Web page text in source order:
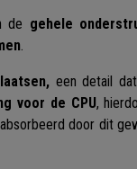
de gehele
.
een detail
voor de CPU,
door dit